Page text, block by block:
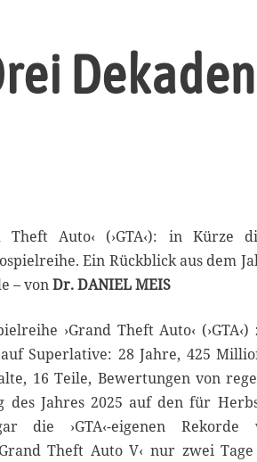
Theft Auto‹ (›GTA‹): in Kürze
Ein Rückblick aus dem
– vonDr. DANIEL MEIS
›Grand Theft Auto‹
Superlative: 28 Jahre, 425
16 Teile, Bewertungen von
des Jahres 2025 auf den für
die ›GTA‹-eigenen Rekorde
Theft Auto V‹ nur zwei